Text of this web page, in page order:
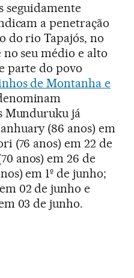
seguidamente
a penetração
do rio Tapajós, no
seu médio e alto
parte do povo
de Montanha e
Munduruku já
(86 anos) em
(76 anos) em 22 de
anos) em 26 de
em 1º de junho;
02 de junho e
03 de junho.